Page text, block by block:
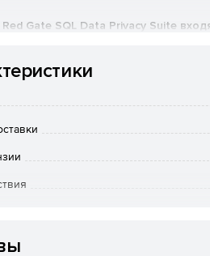
Gate SQL Data Privacy Suite
Pro
на создание каталога